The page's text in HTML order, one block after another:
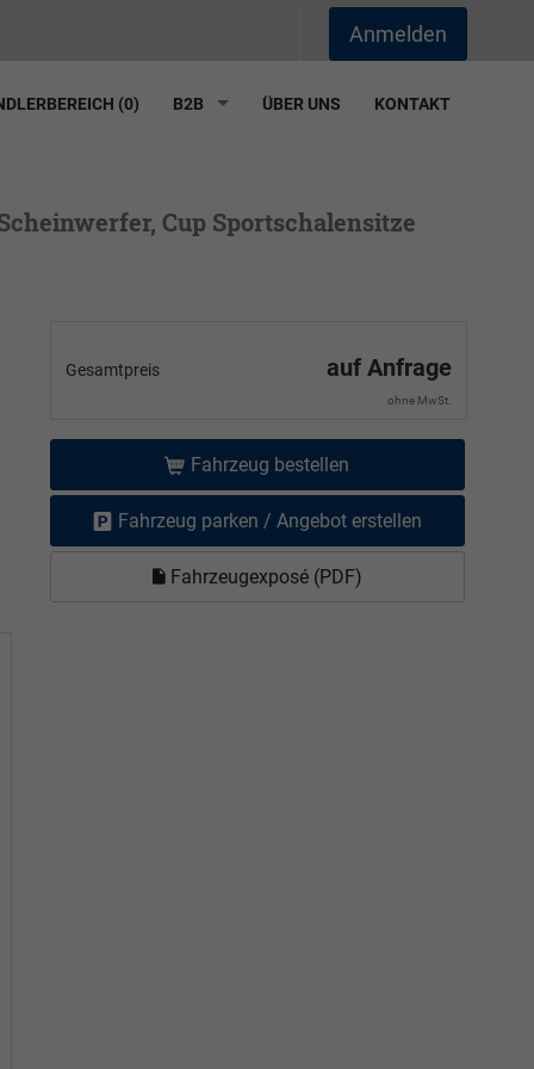
Anmelden
(0) B2B ÜBER UNS KONTAKT
Cup Sportschalensitze
Gesamtpreis auf Anfrage
ohne MwSt.
Fahrzeug bestellen
Fahrzeug parken / Angebot erstellen
Fahrzeugexposé (PDF)